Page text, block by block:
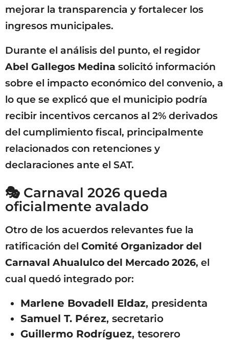
mejorar la transparencia y fortalecer los
ingresos municipales.
Durante el análisis del punto, el regidor
Abel Gallegos Medina solicitó información
sobre el impacto económico del convenio, a
lo que se explicó que el municipio podría
recibir incentivos cercanos al 2% derivados
del cumplimiento fiscal, principalmente
relacionados con retenciones y
declaraciones ante el SAT.
🎭 Carnaval 2026 queda
oficialmente avalado
Otro de los acuerdos relevantes fue la
ratificación del Comité Organizador del
Carnaval Ahualulco del Mercado 2026, el
cual quedó integrado por:
Marlene Bovadell Eldaz, presidenta
Samuel T. Pérez, secretario
Guillermo Rodríguez, tesorero